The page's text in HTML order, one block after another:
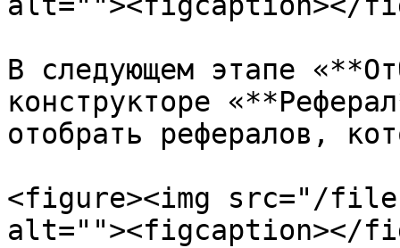
В следующем этапе
конструкторе
отобрать рефералов,
<figure><img src="/
alt=""><figcaption></